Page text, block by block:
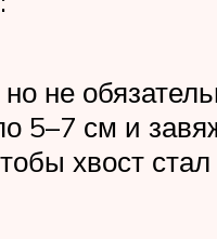
не
5–7 см и
хвост